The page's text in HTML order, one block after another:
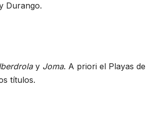
Durango.
y Joma. A priori el Playas de
títulos.